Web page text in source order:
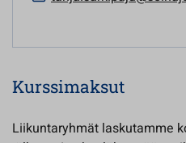
Kurssimaksut
Liikuntaryhmät laskutamme